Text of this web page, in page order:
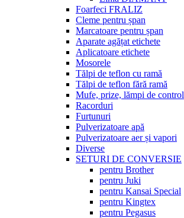
Foarfeci FRALIZ
Cleme pentru șpan
Marcatoare pentru șpan
Aparate agățat etichete
Aplicatoare etichete
Mosorele
Tălpi de teflon cu ramă
Tălpi de teflon fără ramă
Mufe, prize, lămpi de control
Racorduri
Furtunuri
Pulverizatoare apă
Pulverizatoare aer și vapori
Diverse
SETURI DE CONVERSIE
pentru Brother
pentru Juki
pentru Kansai Special
pentru Kingtex
pentru Pegasus